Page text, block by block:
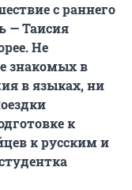
с раннего
— Таисия
Не
знакомых в
в языках, ни
к
к русским и